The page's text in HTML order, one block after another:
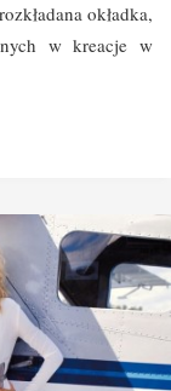
okładka,
w kreacje w